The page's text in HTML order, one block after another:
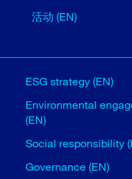
活动 (EN)
ESG strategy (EN)
Environmental
(EN)
Social responsibility
Governance (EN)